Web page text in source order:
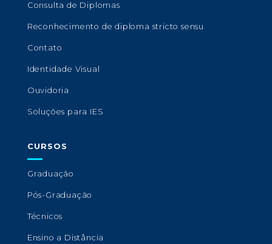
Consulta de Diplomas
Reconhecimento de diploma stricto sensu
Contato
Identidade Visual
Ouvidoria
Soluções para IES
CURSOS
Graduação
Pós-Graduação
Técnicos
Ensino a Distância